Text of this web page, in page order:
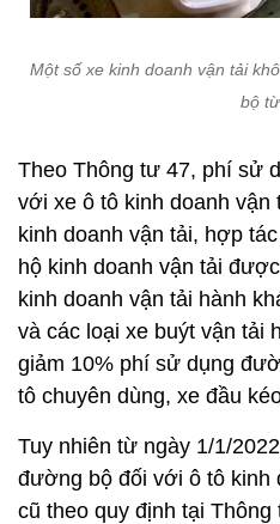
Một số xe kinh doanh vận tải
bộ
Theo Thông tư 47, phí sử
với xe ô tô kinh doanh vận
kinh doanh vận tải, hợp
hộ kinh doanh vận tải
kinh doanh vận tải hành
và các loại xe buýt vận tải
giảm 10% phí sử dụng
tô chuyên dùng, xe đầu
Tuy nhiên từ ngày 1/1/
đường bộ đối với ô tô kinh
cũ theo quy định tại